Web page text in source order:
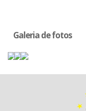
Galeria de fotos